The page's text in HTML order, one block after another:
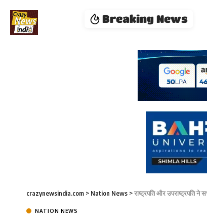
Breaking News
crazynewsindia.com > Nation News >राष्ट्रपति और उपराष्ट्रपति ने
NATION NEWS